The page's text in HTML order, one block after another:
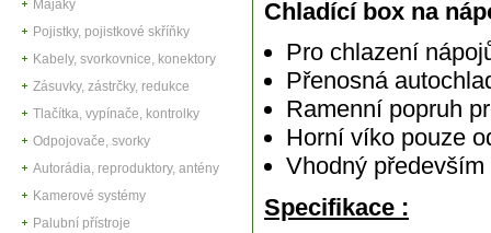
Majáky
Pojistky, pojistkové skříňky
Kabely, svorkovnice, konektory
Zásuvky, zástrčky, redukce
Tlačítka, vypínače, kontrolky
Odpojovače, svorky
Autorádia, reproduktory, antény
Kamerové systémy
Palubní přístroje
Chladící box na
Pro chlazení
Přenosná
Ramenní popruh
Horní víko pouze
Vhodný
Specifikace :